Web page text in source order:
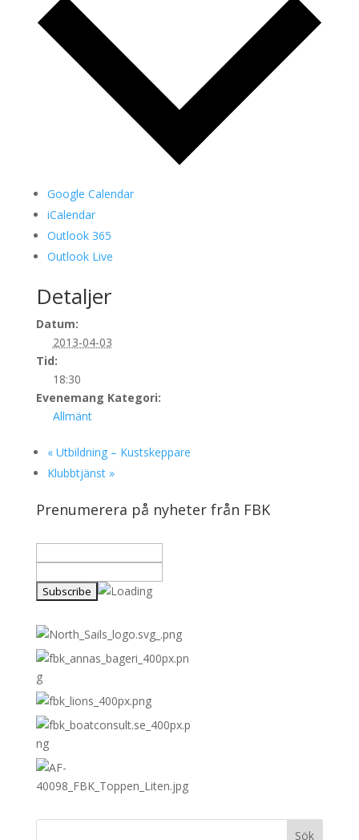
Google Calendar
iCalendar
Outlook 365
Outlook Live
Detaljer
Datum:
2013-04-03
Tid:
18:30
Evenemang Kategori:
Allmänt
«Utbildning – Kustskeppare
Klubbtjänst »
Prenumerera på nyheter från FBK